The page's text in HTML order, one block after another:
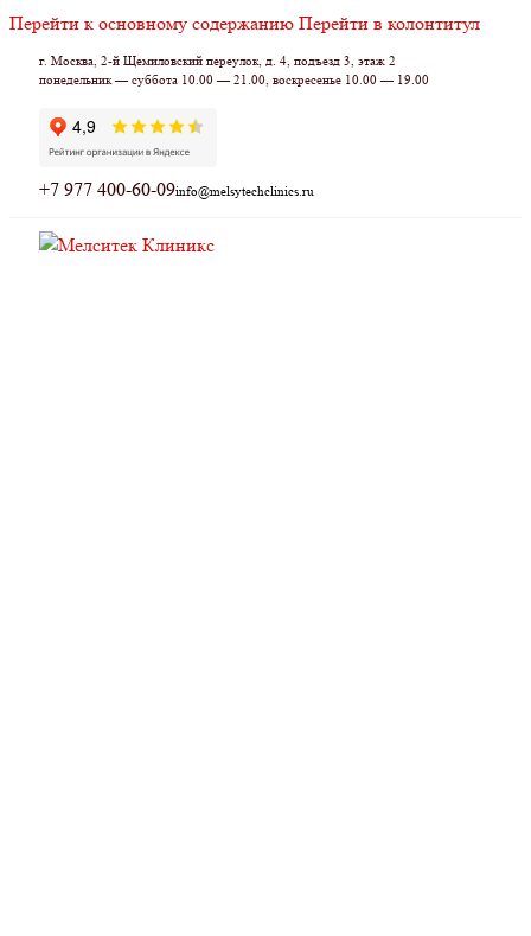
Перейти к основному содержанию Перейти в колонтитул
г. Москва, 2-й Щемиловский переулок, д. 4, подъезд 3, этаж 2
понедельник — суббота 10.00 — 21.00, воскресенье 10.00 — 19.00
+7 977 400-60-09info@melsytechclinics.ru